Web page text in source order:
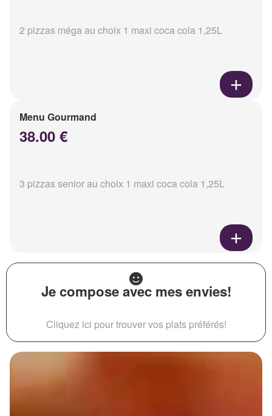
2 pizzas méga au choix 1 maxi coca cola 1,25L
Menu Gourmand
38.00 €
3 pizzas senior au choix 1 maxi coca cola 1,25L
Je compose avec mes envies!
Cliquez ici pour trouver vos plats préférés!